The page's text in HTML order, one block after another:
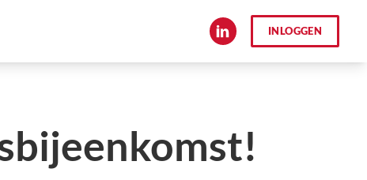
INLOGGEN